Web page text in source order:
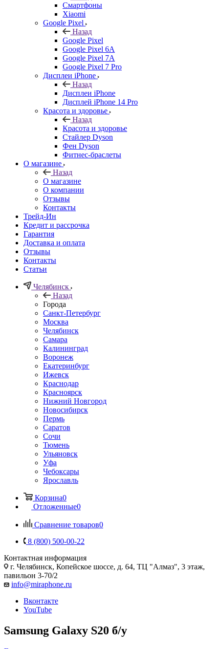
Смартфоны
Xiaomi
Google Pixel
Назад
Google Pixel
Google Pixel 6A
Google Pixel 7А
Google Pixel 7 Pro
Дисплеи iPhone
Назад
Дисплеи iPhone
Дисплей iPhone 14 Pro
Красота и здоровье
Назад
Красота и здоровье
Стайлер Dyson
Фен Dyson
Фитнес-браслеты
О магазине
Назад
О магазине
О компании
Отзывы
Контакты
Трейд-Ин
Кредит и рассрочка
Гарантия
Доставка и оплата
Отзывы
Контакты
Статьи
Челябинск
Назад
Города
Санкт-Петербург
Москва
Челябинск
Самара
Калининград
Воронеж
Екатеринбург
Ижевск
Краснодар
Красноярск
Нижний Новгород
Новосибирск
Пермь
Саратов
Сочи
Тюмень
Ульяновск
Уфа
Чебоксары
Ярославль
Корзина0
Отложенные0
Сравнение товаров0
8 (800) 500-00-22
Контактная информация
г. Челябинск, Копейское шоссе, д. 64, ТЦ "Алмаз", 3 этаж,
павильон 3-70/2
info@miraphone.ru
Вконтакте
YouTube
Samsung Galaxy S20 б/у